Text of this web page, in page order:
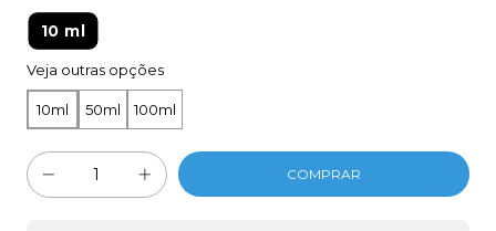
10 ml
Veja outras opções
10ml 50ml 100ml